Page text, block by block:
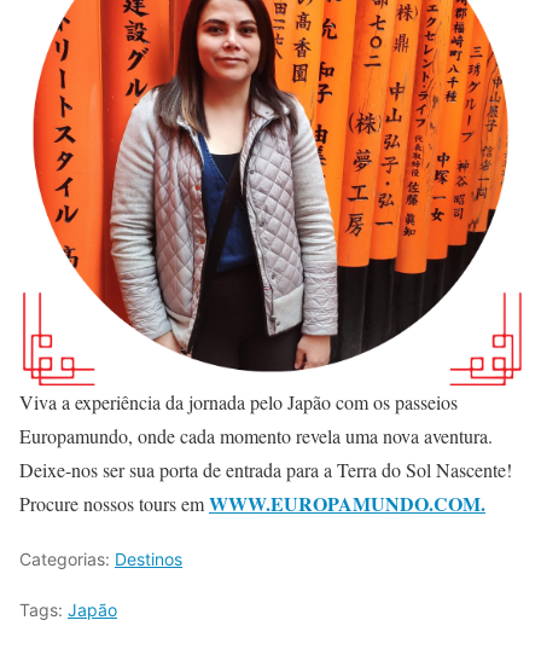
Viva a experiência da jornada pelo Japão com os passeios
Europamundo, onde cada momento revela uma nova aventura.
Deixe-nos ser sua porta de entrada para a Terra do Sol Nascente!
Procure nossos tours emWWW.EUROPAMUNDO.COM.
Categorias: Destinos
Tags: Japão